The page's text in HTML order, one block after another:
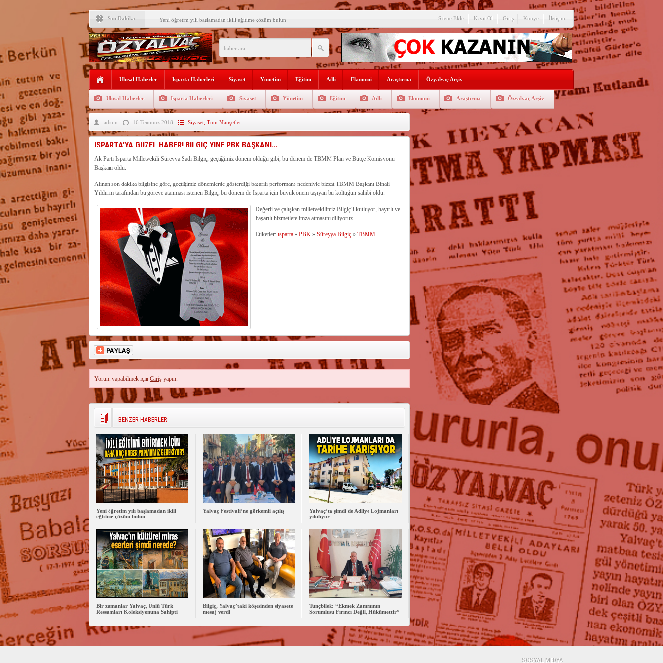
Son Dakika Yeni öğretim yılı başlamadan ikili eğitime çözüm bulun
Yalvaç Festivali’ne görkemli açılış
Yalvaç’ta şimdi de Adliye Lojmanları yıkılıyor
Bir zamanlar Yalvaç, Ünlü Türk Ressamları Koleksiyonuna
Sahipti
Bilgiç, Yalvaç’taki köşesinden siyasete mesaj verdi
Hükümettir”
Süreyya Sadi Bilgiç’ten Başkan Kodal’a ziyaret
Festivalde sünnet şöleni gerçekleştirildi
Arıcılara 3 yılda 1900 kovan dağıtıldı
Sitene Ekle Kayıt Ol Giriş Künye İletişim
Ulusal Haberler Isparta Haberleri Siyaset Yönetim Eğitim Adli Ekonomi Araştırma Özyalvaç Arşiv
Ulusal Haberler Isparta Haberleri Siyaset Yönetim Eğitim Adli Ekonomi Araştırma Özyalvaç Arşiv
admin 16 Temmuz 2018 Siyaset, Tüm Manşetler
ISPARTA’YA GÜZEL HABER! BİLGİÇ YİNE PBK BAŞKANI…
Ak Parti Isparta Milletvekili Süreyya Sadi Bilgiç, geçtiğimiz dönem olduğu gibi, bu dönem de TBMM Plan ve Bütçe Komisyonu
Başkanı oldu.
Alınan son dakika bilgisine göre, geçtiğimiz dönemlerde gösterdiği başarılı performans nedeniyle bizzat TBMM Başkanı Binali
Yıldırım tarafından bu göreve atanması istenen Bilgiç, bu dönem de Isparta için büyük önem taşıyan bu koltuğun sahibi oldu.
Değerli ve çalışkan milletvekilimiz Bilgiç’i kutluyor, hayırlı ve
başarılı hizmetlere imza atmasını diliyoruz.
Etiketler: ısparta» PBK» Süreyya Bilgiç» TBMM
Yorum yapabilmek içinGiriş yapın.
BENZER HABERLER
Yeni öğretim yılı başlamadan ikili
eğitime çözüm bulun
Yalvaç Festivali’ne görkemli açılış
Yalvaç’ta şimdi de Adliye Lojmanları
yıkılıyor
Bir zamanlar Yalvaç, Ünlü Türk
Ressamları Koleksiyonuna Sahipti
Bilgiç, Yalvaç’taki köşesinden siyasete
mesaj verdi
Tunçbilek: “Ekmek Zammının
Sorumlusu Fırıncı Değil, Hükümettir”
SOSYAL MEDYA